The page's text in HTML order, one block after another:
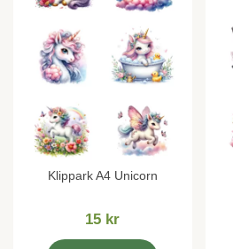
Klippark A4 Unicorn
15 kr